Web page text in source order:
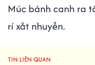
Múc bánh canh ra
rí xắt nhuyễn.
TIN LIÊN QUAN